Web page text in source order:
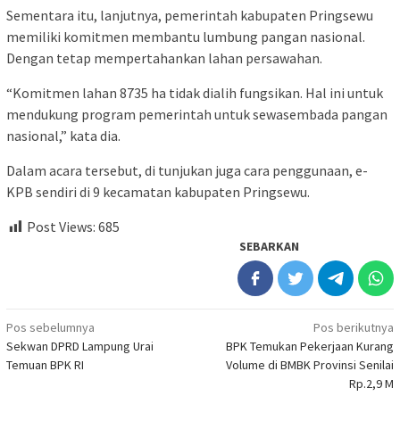
Sementara itu, lanjutnya, pemerintah kabupaten Pringsewu
memiliki komitmen membantu lumbung pangan nasional.
Dengan tetap mempertahankan lahan persawahan.
“Komitmen lahan 8735 ha tidak dialih fungsikan. Hal ini untuk
mendukung program pemerintah untuk sewasembada pangan
nasional,” kata dia.
Dalam acara tersebut, di tunjukan juga cara penggunaan, e-
KPB sendiri di 9 kecamatan kabupaten Pringsewu.
Post Views: 685
SEBARKAN
Navigasi
pos
Pos sebelumnya
Sekwan DPRD Lampung Urai
Temuan BPK RI
Pos berikutnya
BPK Temukan Pekerjaan Kurang
Volume di BMBK Provinsi Senilai
Rp.2,9 M